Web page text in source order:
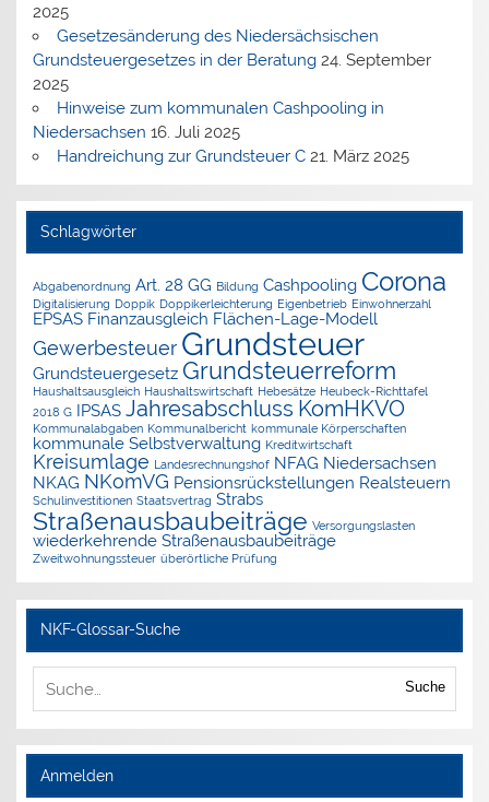
2025
Gesetzesänderung des Niedersächsischen
Grundsteuergesetzes in der Beratung 24. September
2025
Hinweise zum kommunalen Cashpooling in
Niedersachsen 16. Juli 2025
Handreichung zur Grundsteuer C 21. März 2025
Schlagwörter
Abgabenordnung Art. 28 GG Bildung Cashpooling Corona
Digitalisierung Doppik Doppikerleichterung Eigenbetrieb Einwohnerzahl
EPSAS Finanzausgleich Flächen-Lage-Modell
Gewerbesteuer Grundsteuer
Grundsteuergesetz Grundsteuerreform
Haushaltsausgleich Haushaltswirtschaft Hebesätze Heubeck-Richttafel
2018 G IPSAS Jahresabschluss KomHKVO
Kommunalabgaben Kommunalbericht kommunale Körperschaften
kommunale Selbstverwaltung Kreditwirtschaft
Kreisumlage Landesrechnungshof NFAG Niedersachsen
NKAG NKomVG Pensionsrückstellungen Realsteuern
Schulinvestitionen Staatsvertrag Strabs
Straßenausbaubeiträge Versorgungslasten
wiederkehrende Straßenausbaubeiträge
Zweitwohnungssteuer überörtliche Prüfung
NKF-Glossar-Suche
Suche
Anmelden